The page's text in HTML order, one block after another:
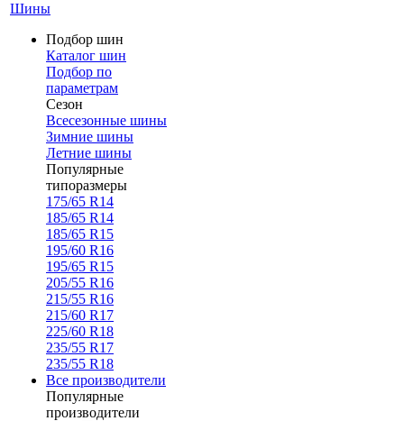
Шины
Подбор шин
Каталог шин
Подбор по
параметрам
Сезон
Всесезонные шины
Зимние шины
Летние шины
Популярные
типоразмеры
175/65 R14
185/65 R14
185/65 R15
195/60 R16
195/65 R15
205/55 R16
215/55 R16
215/60 R17
225/60 R18
235/55 R17
235/55 R18
Все производители
Популярные
производители